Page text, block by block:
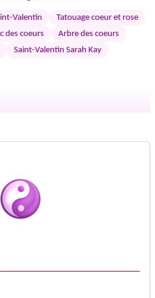
Valentin
Tatouage coeur et rose
des coeurs
Arbre des coeurs
Saint-Valentin Sarah Kay